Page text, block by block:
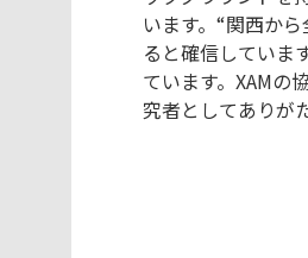
います。“関西か
ると確信していま
ています。XAMの
究者としてありが